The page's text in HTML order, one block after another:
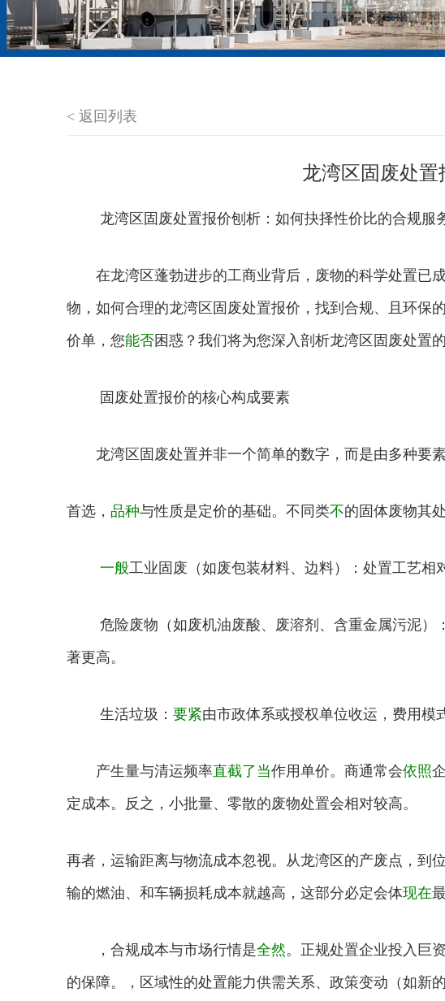
< 返回列表
龙湾区固废处置
龙湾区固废处置报价刨析：如何抉择性价比的合规服
在龙湾区蓬勃进步的工商业背后，废物的科学处置已
物，如何合理的龙湾区固废处置报价，找到合规、且环保
价单，您能否困惑？我们将为您深入剖析龙湾区固废处置
固废处置报价的核心构成要素
龙湾区固废处置并非一个简单的数字，而是由多种要
首选， 品种与性质是定价的基础。不同类不的固体废物其
一般工业固废（如废包装材料、边料）：处置工艺相
危险废物（如废机油废酸、废溶剂、含重金属污泥）：
著更高。
生活垃圾： 要紧由市政体系或授权单位收运，费用模
产生量与清运频率直截了当作用单价。商通常会依照
定成本。反之，小批量、零散的废物处置会相对较高。
再者，运输距离与物流成本忽视。从龙湾区的产废点，到
输的燃油、和车辆损耗成本就越高，这部分必定会体现在
，合规成本与市场行情是全然。正规处置企业投入巨
的保障。，区域性的处置能力供需关系、政策变动（如新